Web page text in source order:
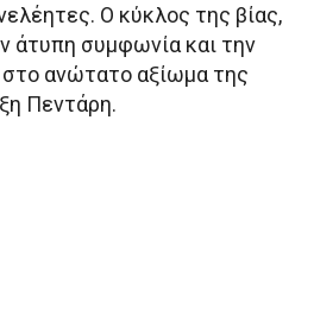
Ο κύκλος της βίας,
άτυπη συμφωνία και την
ανώτατο αξίωμα της
Πεντάρη.